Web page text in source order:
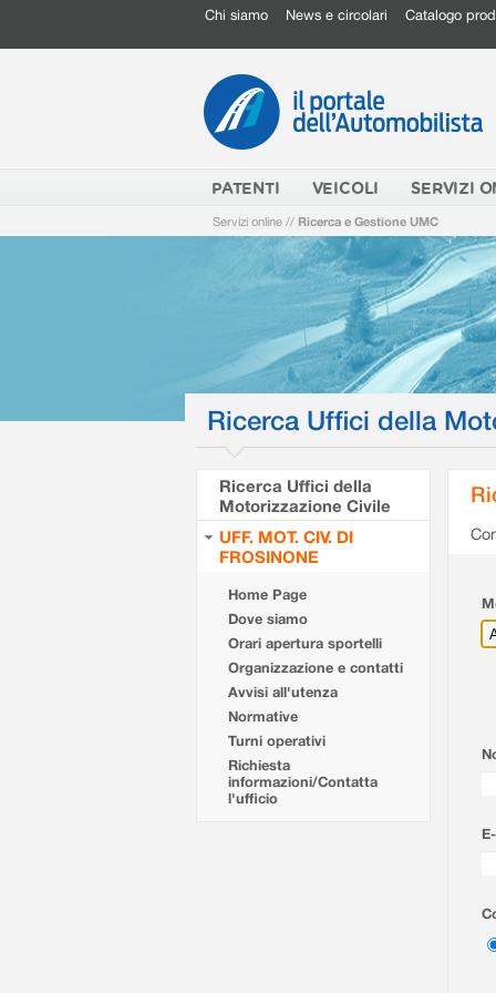
Chi siamo News e circolari Catalogo
PATENTI VEICOLI SERVIZI
Servizi online // Ricerca e Gestione UMC
Ricerca Uffici della
Ricerca Uffici della
Motorizzazione Civile
UFF. MOT. CIV. DI
FROSINONE
Home Page
Dove siamo
Orari apertura sportelli
Organizzazione e contatti
Avvisi all'utenza
Normative
Turni operativi
Richiesta
informazioni/Contatta
l'ufficio